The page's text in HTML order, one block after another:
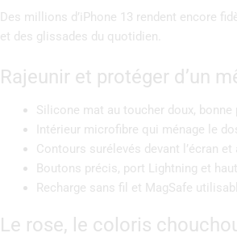
Des millions d’iPhone 13 rendent encore
et des glissades du quotidien.
Rajeunir et protéger d’un
Silicone mat au toucher doux, bonne
Intérieur microfibre qui ménage le
Contours surélevés devant l’écran
Boutons précis, port Lightning et
Recharge sans fil et MagSafe
Le rose, le coloris